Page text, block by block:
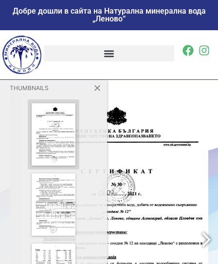
Добре дошли в сайта на Натурална минерална вода
„Леново“
THUMBNAILS